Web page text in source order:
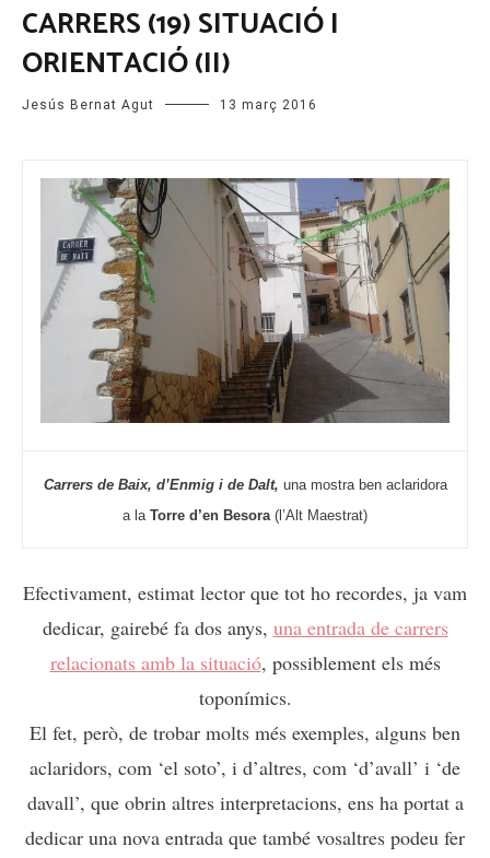
CARRERS (19) SITUACIÓ I
ORIENTACIÓ (II)
Jesús Bernat Agut 13 març 2016
Carrers de Baix, d’Enmig i de Dalt, una mostra ben aclaridora
a la Torre d’en Besora (l’Alt Maestrat)
Efectivament, estimat lector que tot ho recordes, ja vam
dedicar, gairebé fa dos anys, una entrada de carrers
relacionats amb la situació, possiblement els més
toponímics.
El fet, però, de trobar molts més exemples, alguns ben
aclaridors, com ‘el soto’, i d’altres, com ‘d’avall’ i ‘de
davall’, que obrin altres interpretacions, ens ha portat a
dedicar una nova entrada que també vosaltres podeu fer